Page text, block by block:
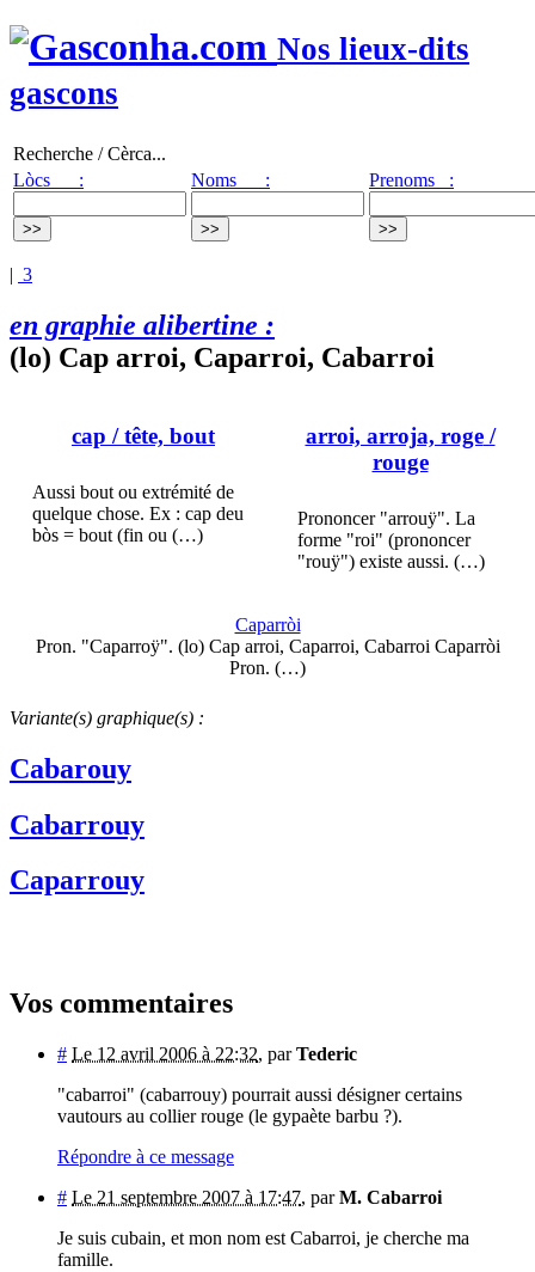
Nos lieux-dits
gascons
Recherche / Cèrca...
Lòcs :
Noms : Prenoms :
| 3
en graphie alibertine :
(lo) Cap arroi, Caparroi, Cabarroi
cap / tête, bout
Aussi bout ou extrémité de
quelque chose. Ex : cap deu
bòs = bout (fin ou (…)
arroi, arroja, roge/
rouge
Prononcer "arrouÿ". La
forme "roi" (prononcer
"rouÿ") existe aussi. (…)
Caparròi
Pron. "Caparroÿ". (lo) Cap arroi, Caparroi, Cabarroi Caparròi
Pron. (…)
Variante(s) graphique(s) :
Cabarouy
Cabarrouy
Caparrouy
Vos commentaires
# Le 12 avril 2006 à 22:32, parTederic
"cabarroi" (cabarrouy) pourrait aussi désigner certains
vautours au collier rouge (le gypaète barbu ?).
Répondre à ce message
# Le 21 septembre 2007 à 17:47, parM. Cabarroi
Je suis cubain, et mon nom est Cabarroi, je cherche ma
famille.